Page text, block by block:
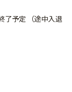
予定 （途中入退